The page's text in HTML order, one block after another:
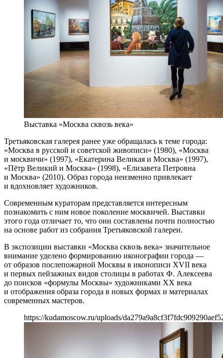
Выставка «Москва сквозь века»
Третьяковская галерея ранее уже обращалась к теме города:
«Москва в русской и советской живописи» (1980), «Москва
и москвичи» (1997), «Екатерина Великая и Москва» (1997),
«Пётр Великий и Москва» (1998), «Елизавета Петровна
и Москва» (2010). Образ города неизменно привлекает
и вдохновляет художников.
Современным кураторам представляется интересным
познакомить с ним новое поколение москвичей. Выставки
этого года отличает то, что они составлены почти полностью
на основе работ из собрания Третьяковской галереи.
В экспозиции выставки «Москва сквозь века» значительное
внимание уделено формированию иконографии города —
от образов послепожарной Москвы в иконописи XVII века
и первых пейзажных видов столицы в работах Ф. Алексеева
до поисков «формулы Москвы» художниками ХХ века
и отображения образа города в новых формах и материалах
современных мастеров.
https://kudamoscow.ru/uploads/